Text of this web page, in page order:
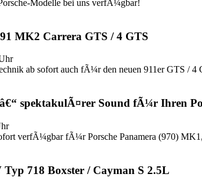
Modelle bei uns verfÃ¼gbar!
MK2 Carrera GTS / 4 GTS
ab sofort auch fÃ¼r den neuen 911er GTS / 4
spektakulÃ¤rer Sound fÃ¼r Ihren
verfÃ¼gbar fÃ¼r Porsche Panamera (970)
718 Boxster / Cayman S 2.5L